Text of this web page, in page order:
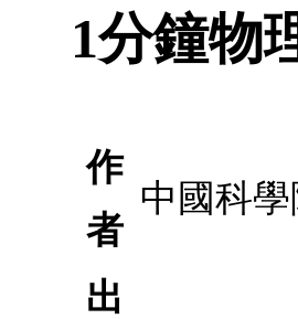
1分鐘物
作
者
中國科
出